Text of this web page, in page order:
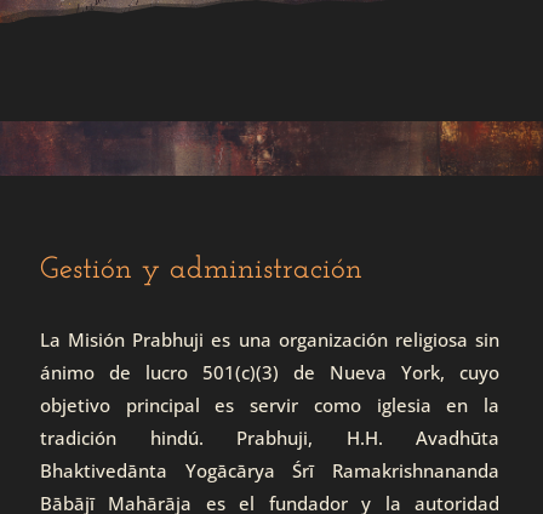
Gestión y administración
La Misión Prabhuji es una organización religiosa sin
ánimo de lucro 501(c)(3) de Nueva York, cuyo
objetivo principal es servir como iglesia en la
tradición hindú. Prabhuji, H.H. Avadhūta
Bhaktivedānta Yogācārya Śrī Ramakrishnananda
Bābājī Mahārāja es el fundador y la autoridad